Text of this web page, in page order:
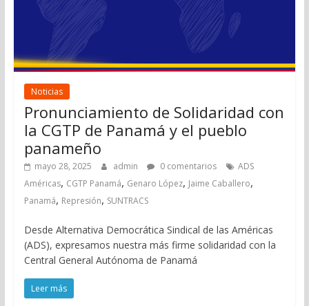
Noticias
Pronunciamiento de Solidaridad con
la CGTP de Panamá y el pueblo
panameño
mayo 28, 2025 admin 0 comentarios
ADS
Américas, CGTP Panamá, Genaro López, Jaime Caballero,
Panamá, Represión, SUNTRACS
Desde Alternativa Democrática Sindical de las Américas
(ADS), expresamos nuestra más firme solidaridad con la
Central General Autónoma de Panamá
Leer más